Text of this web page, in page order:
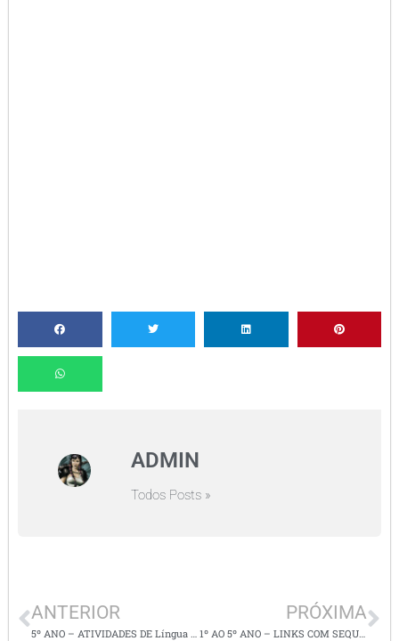
ADMIN
Todos Posts »
ANTERIOR PRÓXIMA
1º AO 5º ANO – LINKS COM SEQUÊNCIAS DIDÁTICA E PROJETOS PARA SUAS AULAS